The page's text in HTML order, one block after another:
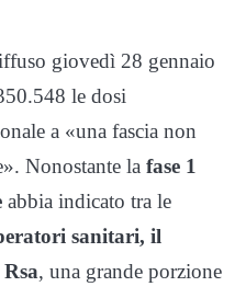
giovedì 28 gennaio
le dosi
a «una fascia non
Nonostante la fase 1
abbia indicato tra le
sanitari, il
, una grande porzione